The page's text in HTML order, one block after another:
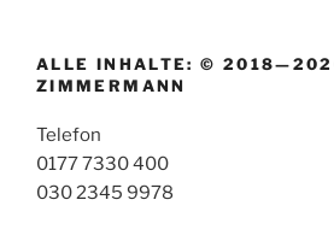
ALLE INHALTE: ©
ZIMMERMANN
Telefon
0177 7330 400
030 2345 9978